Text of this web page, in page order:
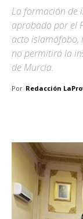
La formación de
aprobado por el
acto islamófobo,
no permitirá la
de Murcia.
Por Redacción